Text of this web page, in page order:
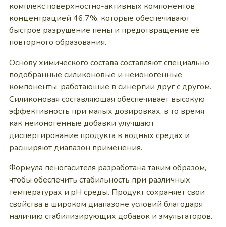
комплекс поверхностно-активных компонентов
концентрацией 46,7%, которые обеспечивают
быстрое разрушение пены и предотвращение её
повторного образования.
Основу химического состава составляют специально
подобранные силиконовые и неионогенные
компоненты, работающие в синергии друг с другом.
Силиконовая составляющая обеспечивает высокую
эффективность при малых дозировках, в то время
как неионогенные добавки улучшают
диспергирование продукта в водных средах и
расширяют диапазон применения.
Формула пеногасителя разработана таким образом,
чтобы обеспечить стабильность при различных
температурах и pH среды. Продукт сохраняет свои
свойства в широком диапазоне условий благодаря
наличию стабилизирующих добавок и эмульгаторов.